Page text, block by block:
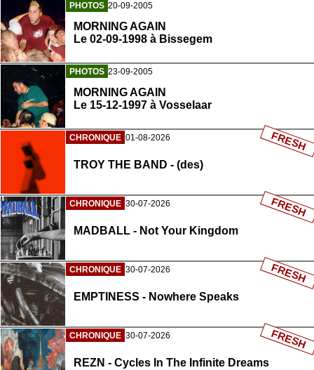
PHOTOS 20-09-2005
MORNING AGAIN
Le 02-09-1998 à Bissegem
PHOTOS 23-09-2005
MORNING AGAIN
Le 15-12-1997 à Vosselaar
CHRONIQUE 01-08-2026
TROY THE BAND - (des)
FRESH
CHRONIQUE 30-07-2026
MADBALL - Not Your Kingdom
FRESH
CHRONIQUE 30-07-2026
EMPTINESS - Nowhere Speaks
FRESH
CHRONIQUE 30-07-2026
REZN - Cycles In The Infinite Dreams
FRESH